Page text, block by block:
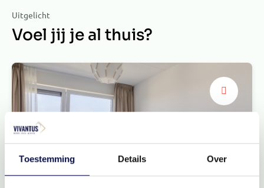
Toestemming Details Over
Uitgelicht
Voel jij je al thuis?
2 slaapkamers